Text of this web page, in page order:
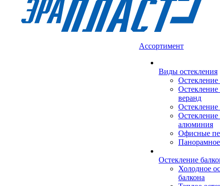
Ассортимент
Виды остекления
Остекление
Остекление
веранд
Остекление
Остекление
алюминия
Офисные
Остекление
Холодное
балкона